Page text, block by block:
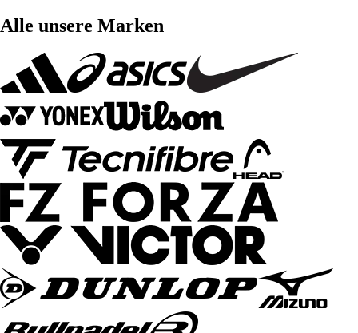
Alle unsere Marken